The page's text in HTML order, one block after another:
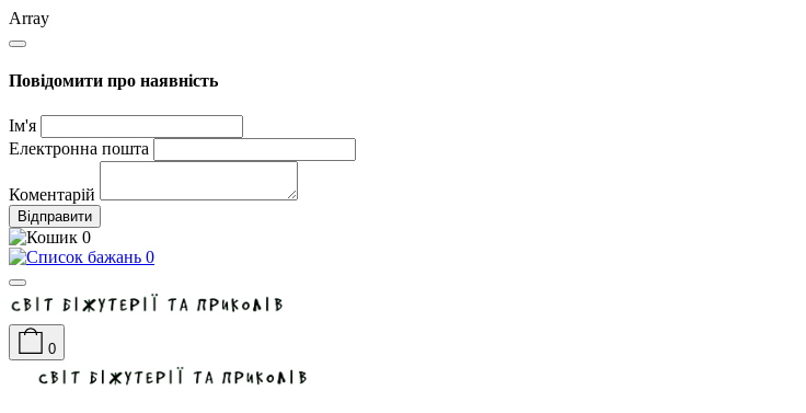
Array
Повідомити про наявність
Ім'я
Електронна пошта
Коментарій
Відправити
0
0
0